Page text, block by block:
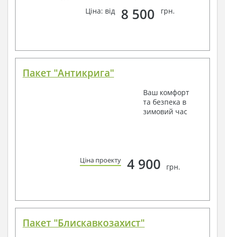
Ціна: від
8 500 грн.
Пакет "Антикрига"
Ваш комфорт
та безпека в
зимовий час
Ціна проекту 4 900 грн.
Пакет "Блискавкозахист"